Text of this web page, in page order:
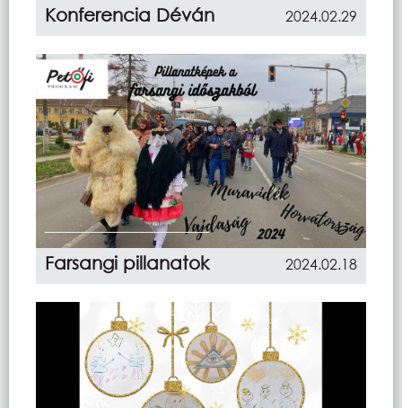
Konferencia Déván
2024.02.29
Farsangi pillanatok 2024.02.18